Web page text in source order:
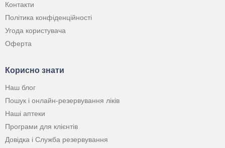
Контакти
Політика конфіденційності
Угода користувача
Оферта
Корисно знати
Наш блог
Пошук і онлайн-резервування ліків
Наші аптеки
Програми для клієнтів
Довідка і Служба резервування